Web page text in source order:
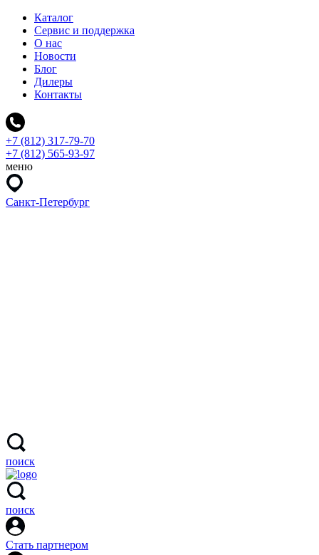
Каталог
Сервис и поддержка
О нас
Новости
Блог
Дилеры
Контакты
+7 (812) 317-79-70
+7 (812) 565-93-97
меню
Санкт-Петербург
поиск
поиск
Стать партнером